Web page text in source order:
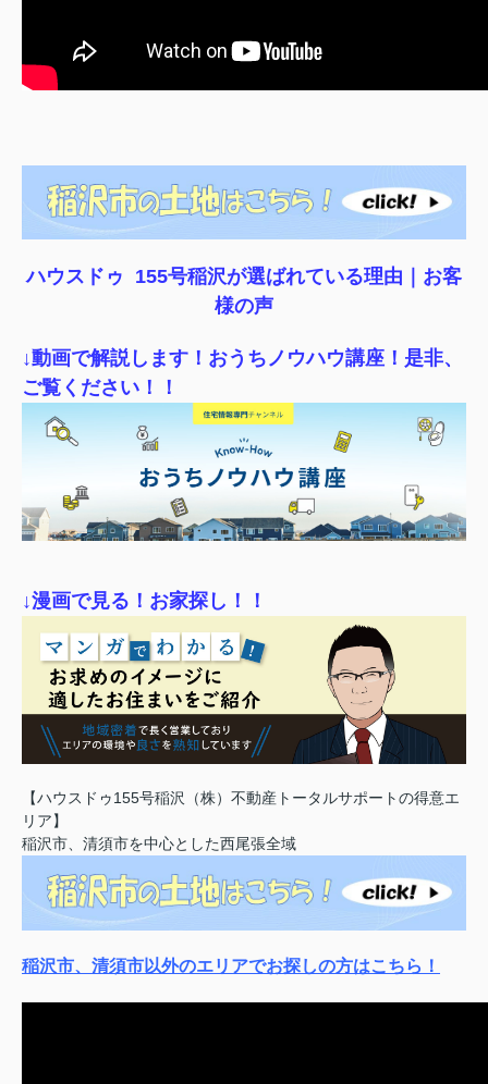
ハウスドゥ 155号稲沢が選ばれている理由｜ お客
様の声
↓動画で解説します！おうちノウハウ講座！是非、
ご覧ください！！
↓漫画で見る！お家探し！！
【ハウスドゥ155号稲沢（株）不動産トータルサポートの得意エ
リア】
稲沢市、清須市を中心とした西尾張全域
稲沢市、清須市以外のエリアでお探しの方はこちら！